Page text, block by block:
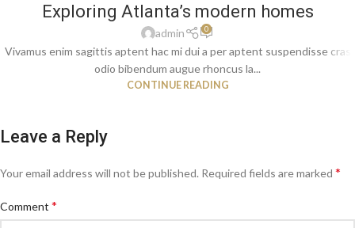
Exploring Atlanta’s modern homes
admin 0
Vivamus enim sagittis aptent hac mi dui a per aptent suspendisse cras
odio bibendum augue rhoncus la...
CONTINUE READING
Leave a Reply
Your email address will not be published. Required fields are marked *
Comment *